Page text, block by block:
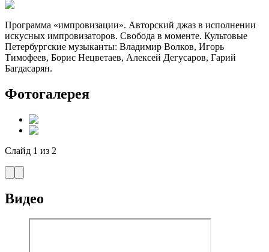
Программа «импровизации». Авторский джаз в исполнении
искусных импровизаторов. Свобода в моменте. Культовые
Петербургские музыканты: Владимир Волков, Игорь
Тимофеев, Борис Нецветаев, Алексей Дегусаров, Гарий
Багдасарян.
Фотогалерея
Слайд 1 из 2
Видео